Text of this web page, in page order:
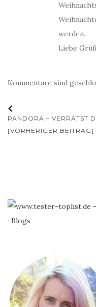
werden.
Liebe
Kommentare sind
Beitrags-
Navigation
PANDORA – VERRÄTST
[VORHERIGER BEITRAG]